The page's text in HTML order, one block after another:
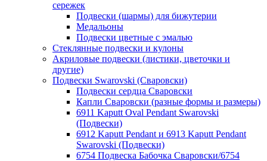
сережек
Подвески (шармы) для бижутерии
Медальоны
Подвески цветные с эмалью
Стеклянные подвески и кулоны
Акриловые подвески (листики, цветочки и
другие)
Подвески Swarovski (Сваровски)
Подвески сердца Сваровски
Капли Сваровски (разные формы и размеры)
6911 Kaputt Oval Pendant Swarovski
(Подвески)
6912 Kaputt Pendant и 6913 Kaputt Pendant
Swarovski (Подвески)
6754 Подвеска Бабочка Сваровски/6754